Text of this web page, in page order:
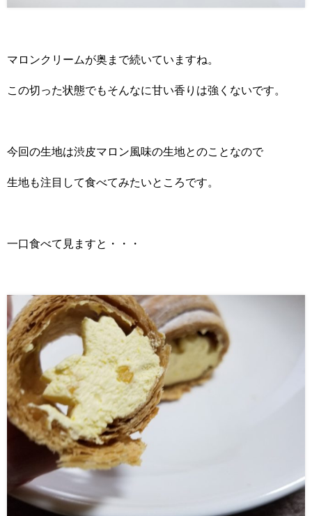
マロンクリームが奥まで続いていますね。
この切った状態でもそんなに甘い香りは強くないです。
今回の生地は渋皮マロン風味の生地とのことなので
生地も注目して食べてみたいところです。
一口食べて見ますと・・・